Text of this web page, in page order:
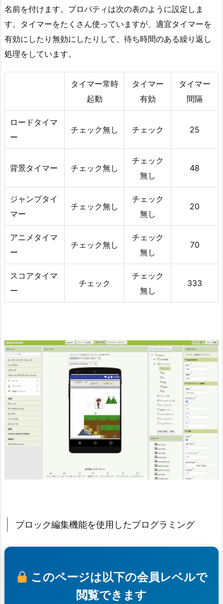
名前を付けます。プロパティは次の表のように設定しま
す。タイマーをたくさん使っていますが、適宜タイマーを
有効にしたり無効にしたりして、待ち時間のある繰り返し
処理をしています。
タイマー常時
起動
タイマー
有効
タイマー
間隔
ロードタイマ
ー
チェック無し チェック 25
背景タイマー チェック無し
チェック
無し
48
ジャンプタイ
マー
チェック無し
チェック
無し
20
アニメタイマ
ー
チェック無し
チェック
無し
70
スコアタイマ
ー
チェック
チェック
無し
333
ブロック編集機能を使用したプログラミング
このページは以下の会員レベルで
閲覧できます